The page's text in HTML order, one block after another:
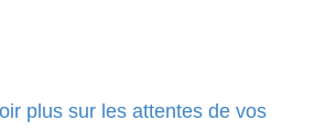
plus sur les attentes de vos